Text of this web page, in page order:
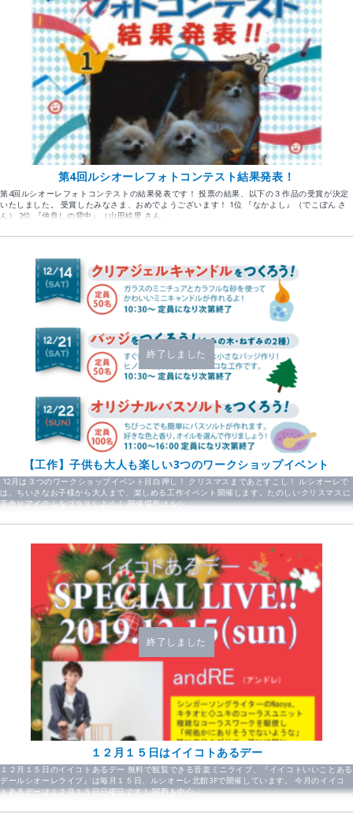
第4回ルシオーレフォトコンテスト結果発表！
第4回ルシオーレフォトコンテストの結果発表です！ 投票の結果、以下の３作品の受賞が決定
いたしました。 受賞したみなさま、おめでようございます！ 1位 『なかよし』（でこぽん さ
ん） 2位 『仲良しの背中』（山田絵里 さん…
終了しました
【工作】子供も大人も楽しい3つのワークショップイベント
12月は３つのワークショップイベント目白押し！ クリスマスまであとすこし！ ルシオーレで
は、ちいさなお子様から大人まで、楽しめる工作イベント開催します。たのしいクリスマスに
手作りアイテムをプラスしよう！ 開催場所はルシ…
終了しました
１２月１５日はイイコトあるデー
１２月１５日のイイコトあるデー 無料で観覧できる音楽ミニライブ、『イイコトいいことある
デールシオーレライブ』は毎月１５日、ルシオーレ北館3Fで開催しています。 今月のイイコ
トあるデーは１２月１５日日曜日です！ 関西を中心…